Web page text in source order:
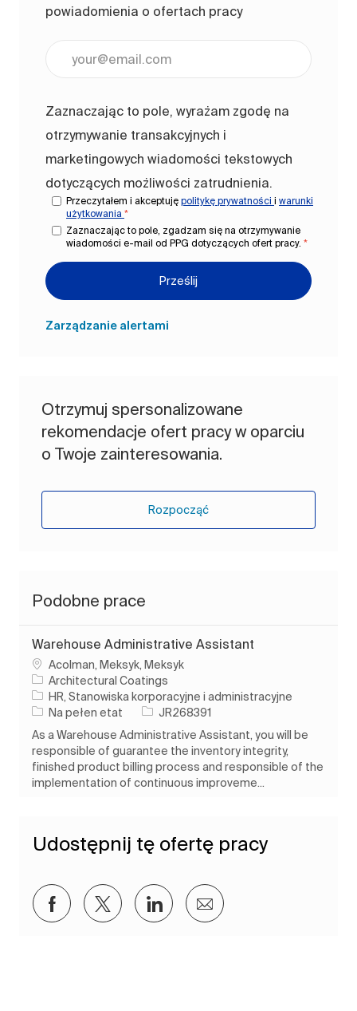
powiadomienia o ofertach pracy
Zaznaczając to pole, wyrażam zgodę na
otrzymywanie transakcyjnych i
marketingowych wiadomości tekstowych
dotyczących możliwości zatrudnienia.
Przeczytałem i akceptuję politykę prywatności i warunki
użytkowania *
Zaznaczając to pole, zgadzam się na otrzymywanie
wiadomości e-mail od PPG dotyczących ofert pracy. *
Prześlij
Zarządzanie alertami
Otrzymuj spersonalizowane
rekomendacje ofert pracy w oparciu
o Twoje zainteresowania.
Rozpocząć
Podobne prace
Warehouse Administrative Assistant
Lokalizacja
Acolman, Meksyk, Meksyk
Architectural Coatings
Kategoria
HR, Stanowiska korporacyjne i administracyjne
Rodzaj pracy
Na pełen etat Identyfikator zadania
JR268391
As a Warehouse Administrative Assistant, you will be
responsible of guarantee the inventory integrity,
finished product billing process and responsible of the
implementation of continuous improveme...
Udostępnij tę ofertę pracy
Udostępnij przez Facebook
Udostępnij przez twitter
Udostępnij przez LinkedIn
Udostępnij przez